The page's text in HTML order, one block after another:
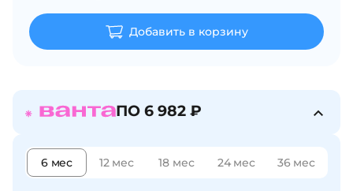
Добавить в корзину
ПО 6 982 ₽
6 мес 12 мес 18 мес 24 мес 36 мес
Подробнее
об оплате Плайтом
раз в 2
plait.ru